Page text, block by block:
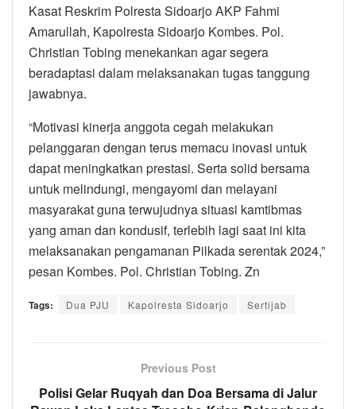
Kasat Reskrim Polresta Sidoarjo AKP Fahmi
Amarullah, Kapolresta Sidoarjo Kombes. Pol.
Christian Tobing menekankan agar segera
beradaptasi dalam melaksanakan tugas tanggung
jawabnya.
“Motivasi kinerja anggota cegah melakukan
pelanggaran dengan terus memacu inovasi untuk
dapat meningkatkan prestasi. Serta solid bersama
untuk melindungi, mengayomi dan melayani
masyarakat guna terwujudnya situasi kamtibmas
yang aman dan kondusif, terlebih lagi saat ini kita
melaksanakan pengamanan Pilkada serentak 2024,”
pesan Kombes. Pol. Christian Tobing. Zn
Tags: Dua PJU Kapolresta Sidoarjo Sertijab
Previous Post
Polisi Gelar Ruqyah dan Doa Bersama di Jalur